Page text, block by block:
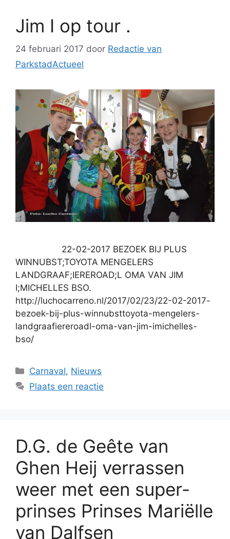
Jim I op tour .
24 februari 2017 door Redactie van
ParkstadActueel
22-02-2017 BEZOEK BIJ PLUS
WINNUBST;TOYOTA MENGELERS
LANDGRAAF;IEREROAD;L OMA VAN JIM
I;MICHELLES BSO.
http://luchocarreno.nl/2017/02/23/22-02-2017-
bezoek-bij-plus-winnubsttoyota-mengelers-
landgraafiereroadl-oma-van-jim-imichelles-
bso/
Categorieën
Carnaval, Nieuws
Plaats een reactie
D.G. de Geête van
Ghen Heij verrassen
weer met een super-
prinses Prinses Mariëlle
van Dalfsen